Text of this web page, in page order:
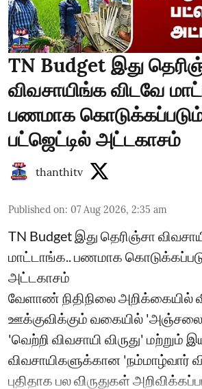
TN Budget இது
விவசாயிங்க விடவே
பணமாக
பட்ஜெட்டில் அட்டகாசம்
thanthitv
Published on: 07 Aug 2026, 2:35 am
TN Budget இது தெரிஞ்சா
மாட்டாங்க.. பணமாக
அட்டகாசம்
வேளாண் நிதிநிலை அறிக்கையில்
ஊக்குவிக்கும் வகையில் 'அஞ்சலை
'வெற்றி விவசாயி விருது' மற்றும்
விவசாயிகளுக்கான 'நம்மாழ்வார்
புதிதாக பல விருதுகள்